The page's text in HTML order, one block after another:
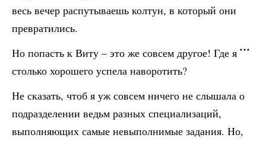
весь вечер распутываешь колтун, в который они
превратились.
Но попасть к Виту – это же совсем другое! Где я
столько хорошего успела наворотить?
Не сказать, чтоб я уж совсем ничего не слышала о
подразделении ведьм разных специализаций,
выполняющих самые невыполнимые задания. Но,